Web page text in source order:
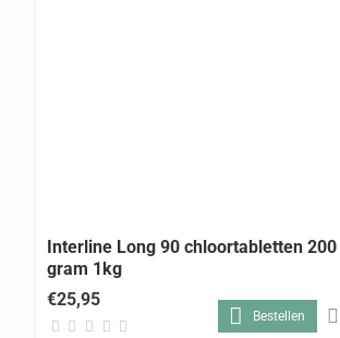
Interline Long 90 chloortabletten 200
gram 1kg
€25,95
Bestellen